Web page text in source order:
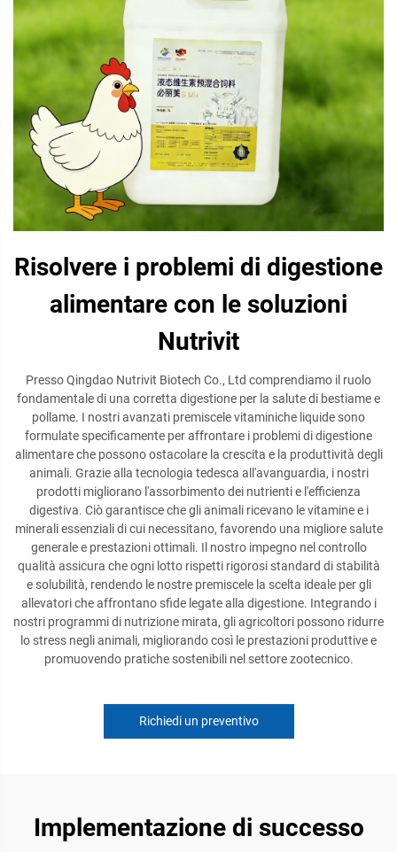
Risolvere i problemi di digestione
alimentare con le soluzioni
Nutrivit
Presso Qingdao Nutrivit Biotech Co., Ltd comprendiamo il ruolo
fondamentale di una corretta digestione per la salute di bestiame e
pollame. I nostri avanzati premiscele vitaminiche liquide sono
formulate specificamente per affrontare i problemi di digestione
alimentare che possono ostacolare la crescita e la produttività degli
animali. Grazie alla tecnologia tedesca all'avanguardia, i nostri
prodotti migliorano l'assorbimento dei nutrienti e l'efficienza
digestiva. Ciò garantisce che gli animali ricevano le vitamine e i
minerali essenziali di cui necessitano, favorendo una migliore salute
generale e prestazioni ottimali. Il nostro impegno nel controllo
qualità assicura che ogni lotto rispetti rigorosi standard di stabilità
e solubilità, rendendo le nostre premiscele la scelta ideale per gli
allevatori che affrontano sfide legate alla digestione. Integrando i
nostri programmi di nutrizione mirata, gli agricoltori possono ridurre
lo stress negli animali, migliorando così le prestazioni produttive e
promuovendo pratiche sostenibili nel settore zootecnico.
Richiedi un preventivo
Implementazione di successo